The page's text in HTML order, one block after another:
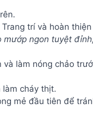
Trang trí và hoàn thiện
mướp ngon tuyệt
và làm nóng chảo
cháy thịt.
mẻ đầu tiên để